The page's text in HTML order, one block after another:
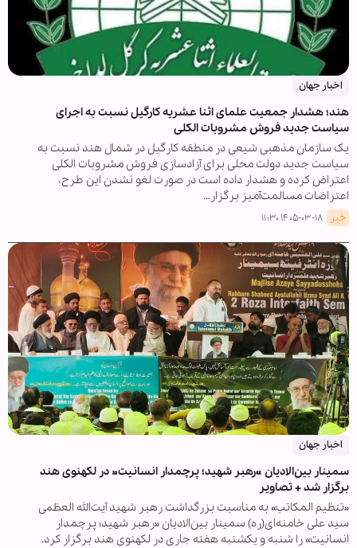
اخبار جهان
هند؛ هشدار جمعیت علمای اثنا عشریه کارگیل نسبت به اجرای
سیاست جدید فروش مشروبات الکلی
یک سازمان مذهبی شیعی در منطقه کارگیل در شمال هند نسبت به
سیاست جدید دولت محلی برای آزادسازی فروش مشروبات الکلی
اعتراض کرده و هشدار داده است در صورت لغو نشدن این طرح،
اعتراضات مسالمت‌آمیز برگزار…
خبر ۱۴۰۵-۰۳-۱۸ ۱۱:۳۰
اخبار جهان
سمینار بین‌الادیان «رهبر شهید؛ پرچمدار انسانیت» در لکهنوی هند
برگزار شد + تصاویر
«تنظیم المکاتب» به مناسبت بزرگداشت رهبر شهید آیت‌الله العظمی
سید علی خامنه‌ای(ره) سمینار بین‌الادیان «رهبر شهید؛ پرچمدار
انسانیت» را شنبه و یکشنبه هفته جاری در لکهنوی هند برگزار کرد.